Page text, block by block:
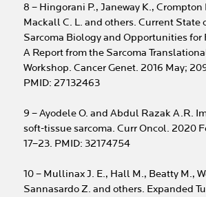
8 – Hingorani P., Janeway K., Crompton
Mackall C. L. and others. Current State
Sarcoma Biology and Opportunities for
A Report from the Sarcoma
Workshop. Cancer Genet. 2016 May;
PMID: 27132463
9 – Ayodele O. and Abdul Razak A.R.
soft-tissue sarcoma. Curr Oncol. 2020
17–23. PMID: 32174754
10 – Mullinax J. E., Hall M., Beatty M.,
Sannasardo Z. and others. Expanded